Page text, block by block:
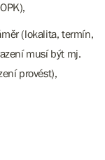
(lokalita, termín,
musí být mj.
provést),